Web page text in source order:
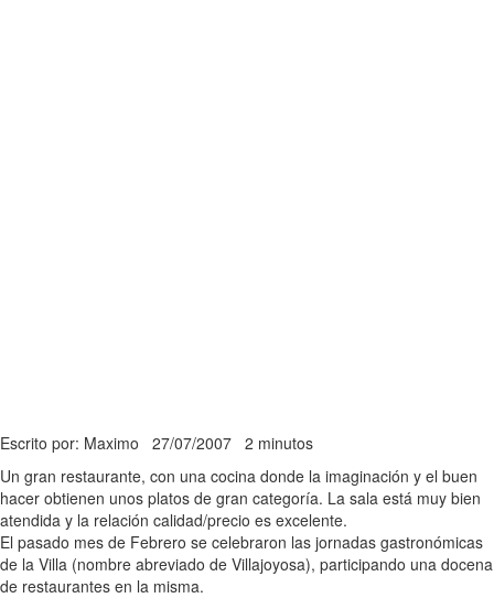
Escrito por: Maximo 27/07/2007 2 minutos
Un gran restaurante, con una cocina donde la imaginación y el buen
hacer obtienen unos platos de gran categoría. La sala está muy bien
atendida y la relación calidad/precio es excelente.
El pasado mes de Febrero se celebraron las jornadas gastronómicas
de la Villa (nombre abreviado de Villajoyosa), participando una docena
de restaurantes en la misma.